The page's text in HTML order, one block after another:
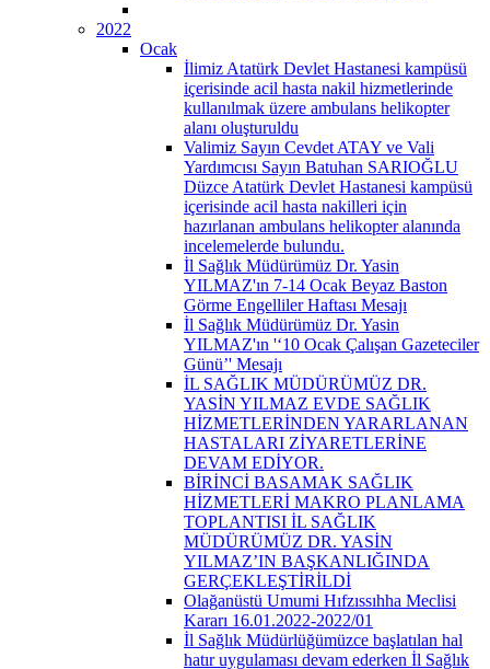
2022
Ocak
İlimiz Atatürk Devlet Hastanesi kampüsü
içerisinde acil hasta nakil hizmetlerinde
kullanılmak üzere ambulans helikopter
alanı oluşturuldu
Valimiz Sayın Cevdet ATAY ve Vali
Yardımcısı Sayın Batuhan SARIOĞLU
Düzce Atatürk Devlet Hastanesi kampüsü
içerisinde acil hasta nakilleri için
hazırlanan ambulans helikopter alanında
incelemelerde bulundu.
İl Sağlık Müdürümüz Dr. Yasin
YILMAZ'ın 7-14 Ocak Beyaz Baston
Görme Engelliler Haftası Mesajı
İl Sağlık Müdürümüz Dr. Yasin
YILMAZ'ın '‘10 Ocak Çalışan Gazeteciler
Günü’' Mesajı
İL SAĞLIK MÜDÜRÜMÜZ DR.
YASİN YILMAZ EVDE SAĞLIK
HİZMETLERİNDEN YARARLANAN
HASTALARI ZİYARETLERİNE
DEVAM EDİYOR.
BİRİNCİ BASAMAK SAĞLIK
HİZMETLERİ MAKRO PLANLAMA
TOPLANTISI İL SAĞLIK
MÜDÜRÜMÜZ DR. YASİN
YILMAZ’IN BAŞKANLIĞINDA
GERÇEKLEŞTİRİLDİ
Olağanüstü Umumi Hıfzıssıhha Meclisi
Kararı 16.01.2022-2022/01
İl Sağlık Müdürlüğümüzce başlatılan hal
hatır uygulaması devam ederken İl Sağlık